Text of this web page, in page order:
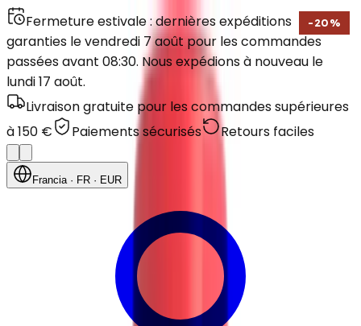
Fermeture estivale : dernières expéditions
garanties le vendredi 7 août pour les commandes
passées avant 08:30. Nous expédions à nouveau le
lundi 17 août.
Livraison gratuite pour les commandes supérieures
à 150 €
Paiements sécurisés Retours faciles
Francia· FR · EUR
- 20 %